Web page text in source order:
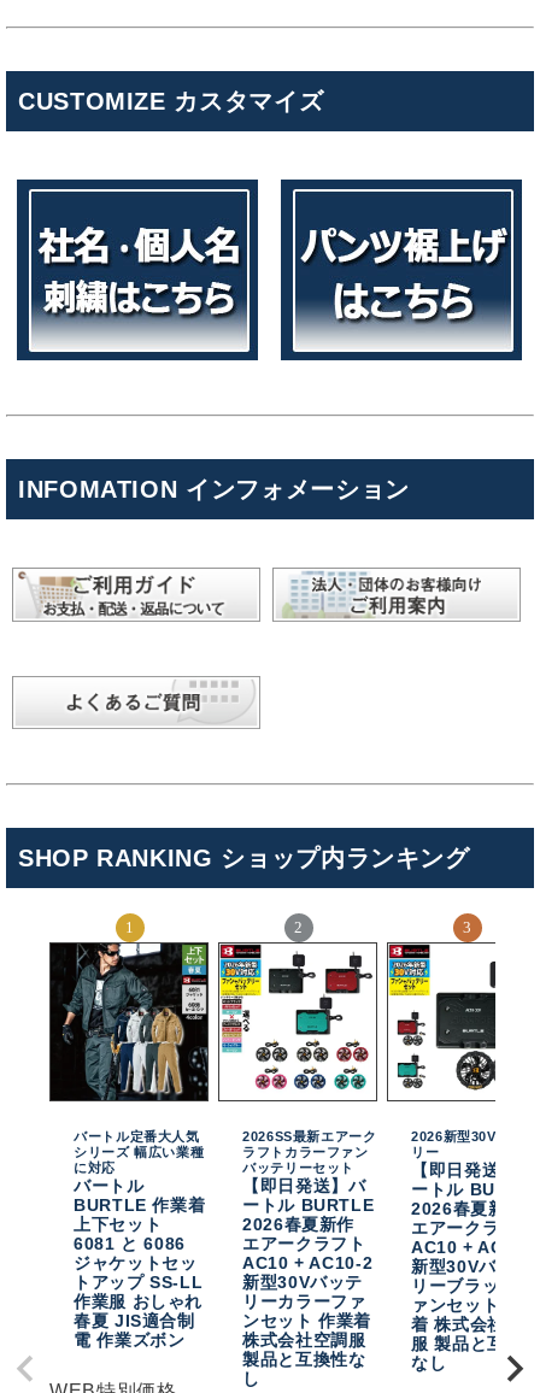
CUSTOMIZE カスタマイズ
INFOMATION インフォメーション
SHOP RANKING ショップ内ランキング
バートル定番大人気
シリーズ 幅広い業種
に対応
バートル
BURTLE 作業着
上下セット
6081 と 6086
ジャケットセッ
トアップ SS-LL
作業服 おしゃれ
春夏 JIS適合制
電 作業ズボン
2026SS最新エアーク
ラフトカラーファン
バッテリーセット
【即日発送】バ
ートル BURTLE
2026春夏新作
エアークラフト
AC10 + AC10-2
新型30Vバッテ
リーカラーファ
ンセット 作業着
株式会社空調服
製品と互換性な
し
2026新型30Vバッテ
リー
【即日発送】バ
ートル
2026春夏新作
エアークラフト
AC10 + AC10-
新型30Vバッテ
リーブラックフ
ァンセット 作業
着 株式会社空調
服 製品と互換性
なし